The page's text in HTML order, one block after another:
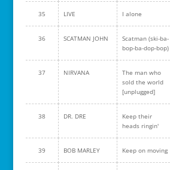
35 LIVE I alone
36 SCATMAN JOHN
Scatman (ski-ba-
bop-ba-dop-bop)
37 NIRVANA
The man who
sold the world
[unplugged]
38 DR. DRE
Keep their
heads ringin'
39 BOB MARLEY Keep on moving